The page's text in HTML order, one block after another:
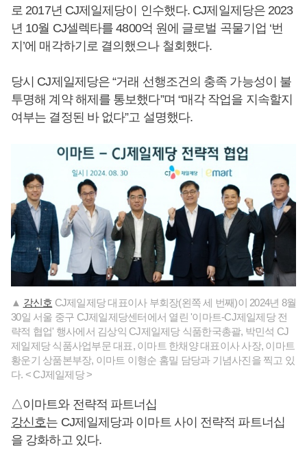
로 2017년 CJ제일제당이 인수했다. CJ제일제당은 2023
년 10월 CJ셀렉타를 4800억 원에 글로벌 곡물기업 ‘번
지’에 매각하기로 결의했으나 철회했다.
당시 CJ제일제당은 “거래 선행조건의 충족 가능성이 불
투명해 계약 해제를 통보했다”며 “매각 작업을 지속할지
여부는 결정된 바 없다”고 설명했다.
▲ 강신호 CJ제일제당 대표이사 부회장(왼쪽 세 번째)이 2024년 8월
30일 서울 중구 CJ제일제당센터에서 열린 '이마트-CJ제일제당 전
략적 협업' 행사에서 김상익 CJ제일제당 식품한국총괄, 박민석 CJ
제일제당 식품사업부문 대표, 이마트 한채양 대표이사 사장, 이마트
황운기 상품본부장, 이마트 이형순 홈밀 담당과 기념사진을 찍고 있
다. < CJ제일제당 >
△이마트와 전략적 파트너십
강신호는 CJ제일제당과 이마트 사이 전략적 파트너십
을 강화하고 있다.